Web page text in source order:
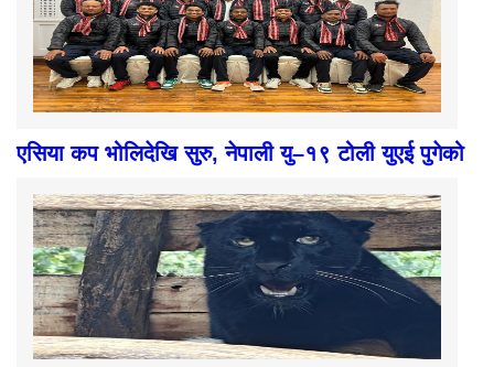
एसिया कप भोलिदेखि सुरु, नेपाली यु–१९ टोली युएई पुगेको